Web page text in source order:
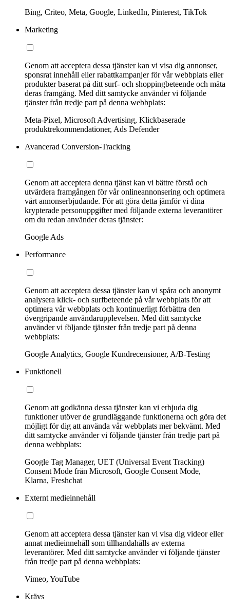
Bing, Criteo, Meta, Google, LinkedIn, Pinterest, TikTok
Marketing
Genom att acceptera dessa tjänster kan vi visa dig annonser,
sponsrat innehåll eller rabattkampanjer för vår webbplats eller
produkter baserat på ditt surf- och shoppingbeteende och mäta
deras framgång. Med ditt samtycke använder vi följande
tjänster från tredje part på denna webbplats:
Meta-Pixel, Microsoft Advertising, Klickbaserade
produktrekommendationer, Ads Defender
Avancerad Conversion-Tracking
Genom att acceptera denna tjänst kan vi bättre förstå och
utvärdera framgången för vår onlineannonsering och optimera
vårt annonserbjudande. För att göra detta jämför vi dina
krypterade personuppgifter med följande externa leverantörer
om du redan använder deras tjänster:
Google Ads
Performance
Genom att acceptera dessa tjänster kan vi spåra och anonymt
analysera klick- och surfbeteende på vår webbplats för att
optimera vår webbplats och kontinuerligt förbättra den
övergripande användarupplevelsen. Med ditt samtycke
använder vi följande tjänster från tredje part på denna
webbplats:
Google Analytics, Google Kundrecensioner, A/B-Testing
Funktionell
Genom att godkänna dessa tjänster kan vi erbjuda dig
funktioner utöver de grundläggande funktionerna och göra det
möjligt för dig att använda vår webbplats mer bekvämt. Med
ditt samtycke använder vi följande tjänster från tredje part på
denna webbplats:
Google Tag Manager, UET (Universal Event Tracking)
Consent Mode från Microsoft, Google Consent Mode,
Klarna, Freshchat
Externt medieinnehåll
Genom att acceptera dessa tjänster kan vi visa dig videor eller
annat medieinnehåll som tillhandahålls av externa
leverantörer. Med ditt samtycke använder vi följande tjänster
från tredje part på denna webbplats:
Vimeo, YouTube
Krävs